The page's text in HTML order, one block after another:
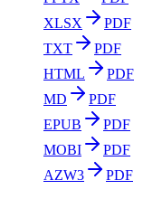
XLSX
PDF
TXT
PDF
HTML
PDF
MD
PDF
EPUB
PDF
MOBI
PDF
AZW3
PDF